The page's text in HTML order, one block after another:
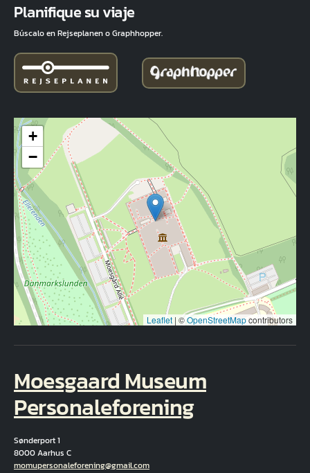
Planifique su viaje
Búscalo en Rejseplanen o Graphhopper.
+
−
Leaflet | ©OpenStreetMapcontributors
Moesgaard Museum
Personaleforening
Sønderport 1
8000 Aarhus C
Correo electrónico
momupersonaleforening@gmail.com